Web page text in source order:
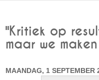
"Kritiek op
maar we
MAANDAG, 1